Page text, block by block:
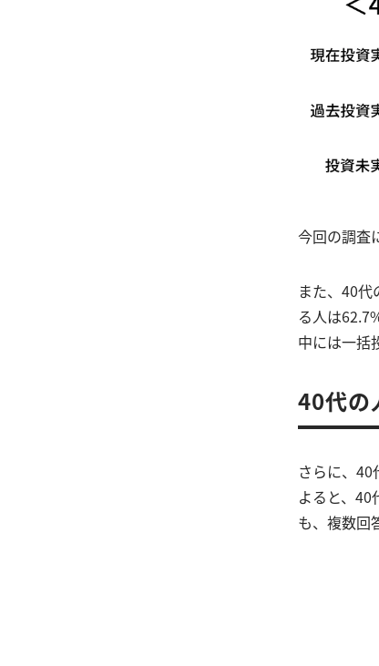
今回の調査
また、40
る人は
中には一括
40代の
さらに、
よると、40
も、複数回